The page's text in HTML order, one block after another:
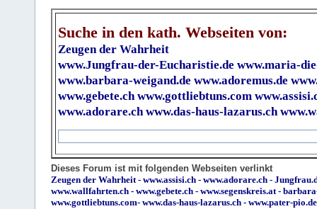
Suche in den kath. Webseiten von:
Zeugen der Wahrheit
www.Jungfrau-der-Eucharistie.de www.maria-
www.barbara-weigand.de www.adoremus.de
www.gebete.ch www.gottliebtuns.com
www.adorare.ch www.das-haus-lazarus.ch
Dieses Forum ist mit folgenden Webseiten verlinkt
Zeugen der Wahrheit- www.assisi.ch - www.adorare.ch -
www.wallfahrten.ch - www.gebete.ch - www.segenskreis.at-
www.gottliebtuns.com- www.das-haus-lazarus.ch - www.pater-pio.de